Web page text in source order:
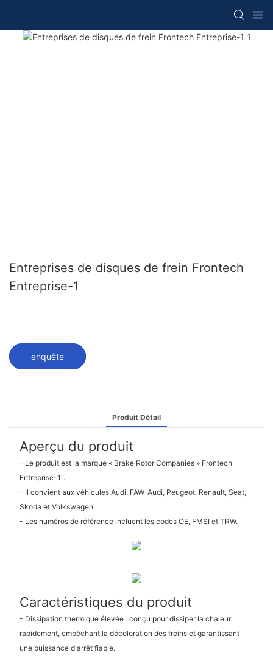
Entreprises de disques de frein Frontech
Entreprise-1
enquête
Produit Détail
Aperçu du produit
- Le produit est la marque « Brake Rotor Companies » Frontech
Entreprise-1".
- Il convient aux véhicules Audi, FAW-Audi, Peugeot, Renault, Seat,
Skoda et Volkswagen.
- Les numéros de référence incluent les codes OE, FMSI et TRW.
Caractéristiques du produit
- Dissipation thermique élevée : conçu pour dissiper la chaleur
rapidement, empêchant la décoloration des freins et garantissant
une puissance d'arrêt fiable.